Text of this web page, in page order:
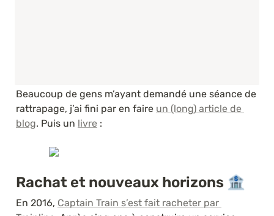
Beaucoup de gens m’ayant demandé une séance de
rattrapage, j’ai fini par en faire un (long) article de
blog. Puis un livre :
Rachat et nouveaux horizons 🏦
En 2016, Captain Train s’est fait racheter par